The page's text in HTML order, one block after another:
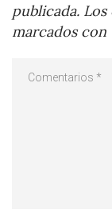
publicada.
marcados con